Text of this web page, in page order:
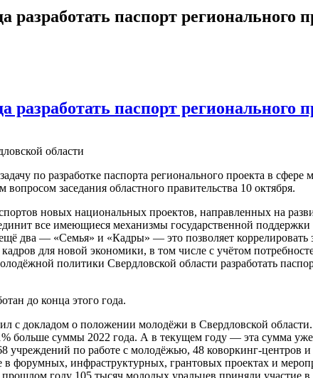
паспорт регионального
паспорт регионального
области
по разработке паспорта регионального проекта в
заседания областного правительства 10 октября.
новых национальных проектов, направленных на
все имеющиеся механизмы государственной
два — «Семья» и «Кадры» — это позволяет коррелировать
для новой экономики, в том числе с учётом
политики Свердловской области разработать
до конца этого года.
с докладом о положении молодёжи в Свердловской
больше суммы 2022 года. А в текущем году — эта сумма
учреждений по работе с молодёжью, 48 коворкинг-центров
в форумных, инфраструктурных, грантовых проектах и
году 105 тысяч молодых уральцев приняли участие